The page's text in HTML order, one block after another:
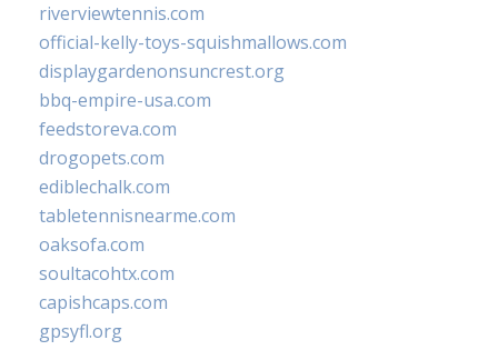
riverviewtennis.com
official-kelly-toys-squishmallows.com
displaygardenonsuncrest.org
bbq-empire-usa.com
feedstoreva.com
drogopets.com
ediblechalk.com
tabletennisnearme.com
oaksofa.com
soultacohtx.com
capishcaps.com
gpsyfl.org